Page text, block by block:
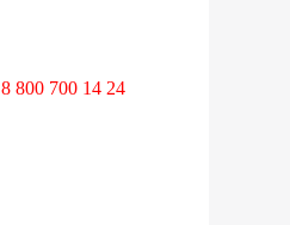
8 800 700 14 24